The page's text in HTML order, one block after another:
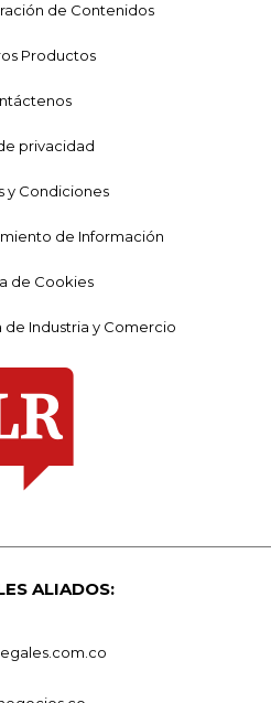
de Contenidos
Productos
privacidad
y Condiciones
de Información
de Cookies
Industria y Comercio
ALIADOS: